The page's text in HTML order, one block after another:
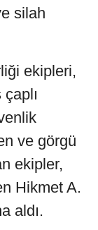
silah
ekipleri,
ve görgü
ekipler,
Hikmet A.
aldı.